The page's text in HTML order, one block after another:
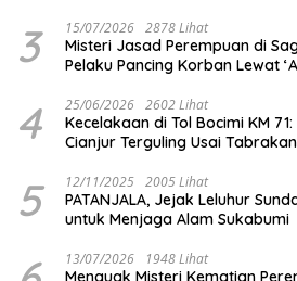
3 15/07/2026 2878 Lihat
Misteri Jasad Perempuan di
Pelaku Pancing Korban Lewat
4 25/06/2026 2602 Lihat
Kecelakaan di Tol Bocimi KM
Cianjur Terguling Usai
5 12/11/2025 2005 Lihat
PATANJALA, Jejak Leluhur
untuk Menjaga Alam Sukabumi
13/07/2026 1948 Lihat
Menguak Misteri Kematian